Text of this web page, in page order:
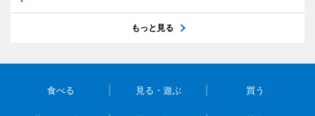
もっと見る
食べる 見る・遊ぶ 買う